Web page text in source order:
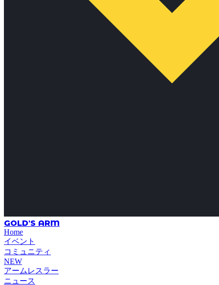
GOLD'S ARM
Home
イベント
コミュニティ
NEW
アームレスラー
ニュース